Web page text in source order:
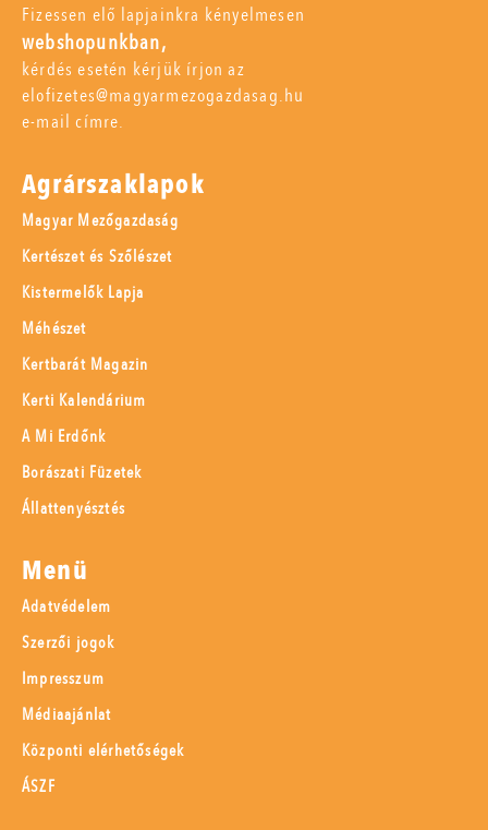
Fizessen elő lapjainkra kényelmesen
webshopunkban,
kérdés esetén kérjük írjon az
elofizetes@magyarmezogazdasag.hu
e-mail címre.
Agrárszaklapok
Magyar Mezőgazdaság
Kertészet és Szőlészet
Kistermelők Lapja
Méhészet
Kertbarát Magazin
Kerti Kalendárium
A Mi Erdőnk
Borászati Füzetek
Állattenyésztés
Menü
Adatvédelem
Szerzői jogok
Impresszum
Médiaajánlat
Központi elérhetőségek
ÁSZF